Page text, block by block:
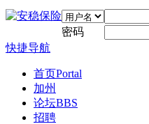
密码
快捷导航
首页Portal
加州
论坛BBS
招聘